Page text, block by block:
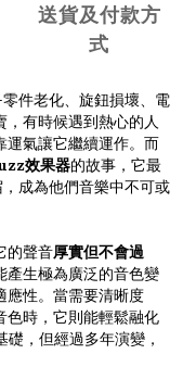
送貨及付款方
式
件老化、旋鈕損壞、電
有時候遇到熱心的人
運氣讓它繼續運作。而
效果器的故事，它最
成為他們音樂中不可或
的聲音厚實但不會過
產生極為廣泛的音色變
應性。當需要清晰度
色時，它則能輕鬆融化
，但經過多年演變，